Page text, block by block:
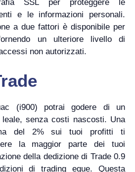
SSL per proteggere le
e le informazioni personali.
a due fattori è disponibile per
un ulteriore livello di
non autorizzati.
(i900) potrai godere di un
senza costi nascosti. Una
del 2% sui tuoi profitti ti
la maggior parte dei tuoi
della dedizione di Trade 0.9
di trading eque. Questa